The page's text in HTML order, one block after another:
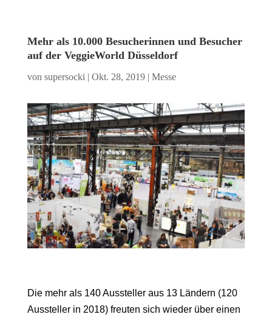
Mehr als 10.000 Besucherinnen und Besucher
auf der VeggieWorld Düsseldorf
von supersocki | Okt. 28, 2019| Messe
Die mehr als 140 Aussteller aus 13 Ländern (120
Aussteller in 2018) freuten sich wieder über einen